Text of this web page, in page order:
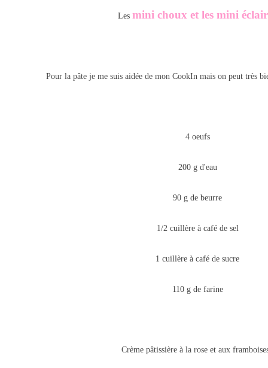
Les mini choux et les mini
Pour la pâte je me suis aidée de mon CookIn mais on peut très
4 oeufs
200 g d'eau
90 g de beurre
1/2 cuillère à café de sel
1 cuillère à café de sucre
110 g de farine
Crème pâtissière à la rose et aux